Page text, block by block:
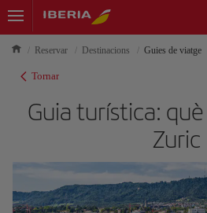
Reservar Destinacions Guies de viatge
Tornar
Guia turística:
Zuric